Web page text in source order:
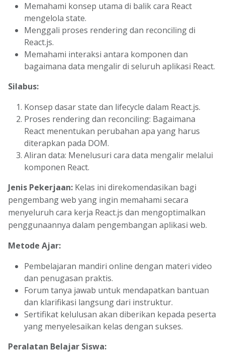
Memahami konsep utama di balik cara React
mengelola state.
Menggali proses rendering dan reconciling di
React.js.
Memahami interaksi antara komponen dan
bagaimana data mengalir di seluruh aplikasi React.
Silabus:
Konsep dasar state dan lifecycle dalam React.js.
Proses rendering dan reconciling: Bagaimana
React menentukan perubahan apa yang harus
diterapkan pada DOM.
Aliran data: Menelusuri cara data mengalir melalui
komponen React.
Jenis Pekerjaan: Kelas ini direkomendasikan bagi
pengembang web yang ingin memahami secara
menyeluruh cara kerja React.js dan mengoptimalkan
penggunaannya dalam pengembangan aplikasi web.
Metode Ajar:
Pembelajaran mandiri online dengan materi video
dan penugasan praktis.
Forum tanya jawab untuk mendapatkan bantuan
dan klarifikasi langsung dari instruktur.
Sertifikat kelulusan akan diberikan kepada peserta
yang menyelesaikan kelas dengan sukses.
Peralatan Belajar Siswa: